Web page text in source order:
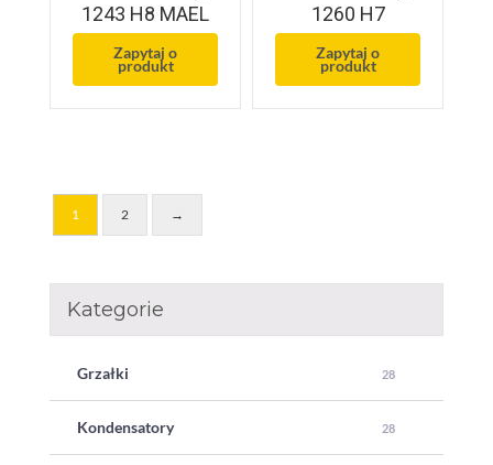
1243 H8 MAEL
Zapytaj o
produkt
1260 H7
Zapytaj o
produkt
1 2 →
Kategorie
Grzałki 28
Kondensatory 28